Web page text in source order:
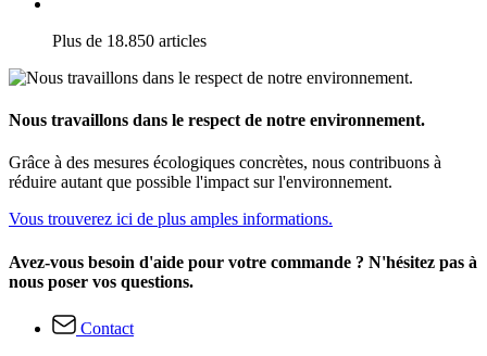
Plus de 18.850 articles
Nous travaillons dans le respect de notre environnement.
Grâce à des mesures écologiques concrètes, nous contribuons à
réduire autant que possible l'impact sur l'environnement.
Vous trouverez ici de plus amples informations.
Avez-vous besoin d'aide pour votre commande ? N'hésitez pas à
nous poser vos questions.
Contact